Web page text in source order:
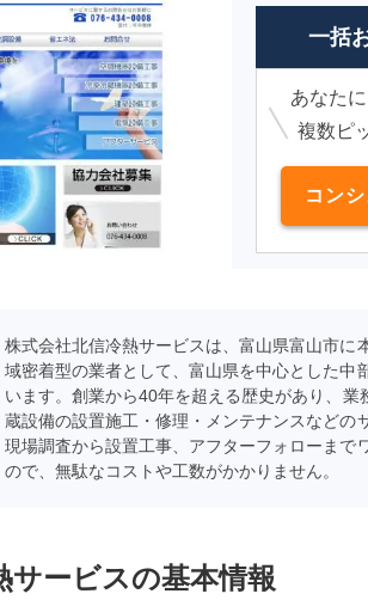
一括
あなた
複数ピ
コン
株式会社北信冷熱サービスは、富山県富山市に
域密着型の業者として、富山県を中心とした中
います。創業から40年を超える歴史があり、業
蔵設備の設置施工・修理・メンテナンスなどの
現場調査から設置工事、アフターフォローまで
ので、無駄なコストや工数がかかりません。
サービスの基本情報